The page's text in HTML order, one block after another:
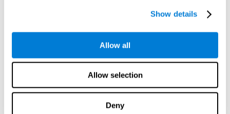
Show details
Allow all
Allow selection
Deny
Nous observons les mécanismes compensatoires neuronales
facultés affaiblies) se développer après les séances
d'entraînement cérébral et cette connaissance augmentera. Nous
niveaux plus élevés de réserve cognitive, connaissances
accumulées et expérience d'un cerveau actif, et constitue un
l'avenir nous allons étendre cette connaissance et cibler les zones